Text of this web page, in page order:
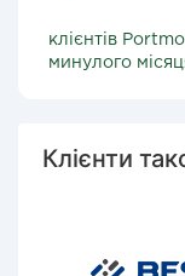
клієнтів
минулого
Клієнти